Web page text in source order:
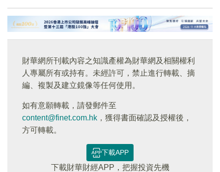
財華網所刊載內容之知識產權為財華網及相關權利
人專屬所有或持有。未經許可，禁止進行轉載、摘
編、複製及建立鏡像等任何使用。
如有意願轉載，請發郵件至
content@finet.com.hk ，獲得書面確認及授權後，
方可轉載。
下載APP
下載財華財經APP，把握投資先機